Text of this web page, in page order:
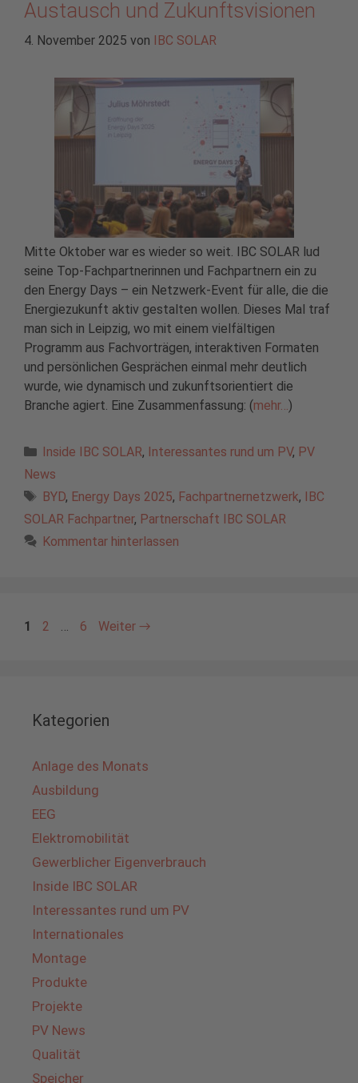
Austausch und Zukunftsvisionen
4. November 2025 von IBC SOLAR
Mitte Oktober war es wieder so weit. IBC SOLAR lud
seine Top-Fachpartnerinnen und Fachpartnern ein zu
den Energy Days – ein Netzwerk-Event für alle, die die
Energiezukunft aktiv gestalten wollen. Dieses Mal traf
man sich in Leipzig, wo mit einem vielfältigen
Programm aus Fachvorträgen, interaktiven Formaten
und persönlichen Gesprächen einmal mehr deutlich
wurde, wie dynamisch und zukunftsorientiert die
Branche agiert. Eine Zusammenfassung: (mehr…)
Kategorien
Inside IBC SOLAR, Interessantes rund um PV, PV
News
Schlagwörter
BYD, Energy Days 2025, Fachpartnernetzwerk, IBC
SOLAR Fachpartner, Partnerschaft IBC SOLAR
Kommentar hinterlassen
Seite
1 Seite
2 … Seite
6 Weiter →
Kategorien
Anlage des Monats
Ausbildung
EEG
Elektromobilität
Gewerblicher Eigenverbrauch
Inside IBC SOLAR
Interessantes rund um PV
Internationales
Montage
Produkte
Projekte
PV News
Qualität
Speicher